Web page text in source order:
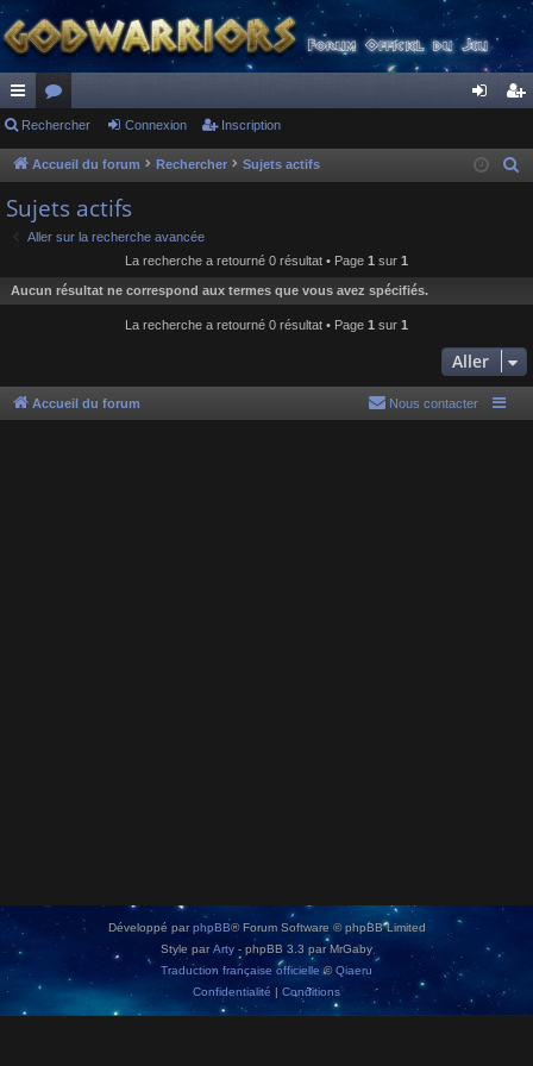
ac
co
ur
ci
or
u
s
ne cri
Rechercher Connexion Inscription
Accueil du forum Rechercher Sujets actifs
h
e
Sujets actifs
Aller sur la recherche avancée
La recherche a retourné 0 résultat • Page 1 sur 1
Aucun résultat ne correspond aux termes que vous avez spécifiés.
La recherche a retourné 0 résultat • Page 1 sur 1
Aller
Accueil du forum Nous contacter
Développé par phpBB® Forum Software © phpBB Limited
Style parArty - phpBB 3.3 par MrGaby
Traduction française officielle ©Qiaeru
Confidentialité | Conditions